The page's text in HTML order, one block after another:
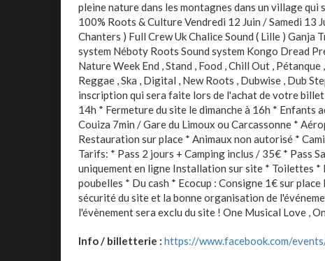
pleine nature dans les montagnes dans un village
100% Roots & Culture Vendredi 12 Juin / Samedi 13
Chanters ) Full Crew Uk Chalice Sound ( Lille ) Ganja
system Néboty Roots Sound system Kongo Dread
Nature Week End , Stand , Food , Chill Out ,
Reggae , Ska , Digital , New Roots , Dubwise , Dub
inscription qui sera faite lors de l'achat de votre
14h * Fermeture du site le dimanche à 16h * Enfants
Couiza 7min / Gare du Limoux ou Carcassonne *
Restauration sur place * Animaux non autorisé *
Tarifs: * Pass 2 jours + Camping inclus / 35€ * Pass
uniquement en ligne Installation sur site * Toilettes
poubelles * Du cash * Ecocup : Consigne 1€ sur
sécurité du site et la bonne organisation de
l'évènement sera exclu du site ! One Musical Love ,
Info / billetterie : https://www.facebook.com/